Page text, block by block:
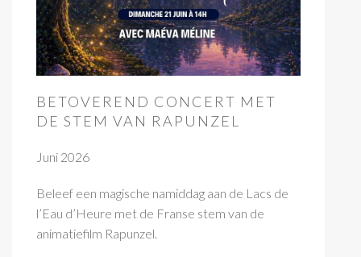
BETOVEREND CONCERT MET
DE STEM VAN RAPUNZEL
Juni 2026
Beleef een magische namiddag aan de Lacs de
l’Eau d’Heure met de Franse stem van de
animatiefilm Rapunzel.